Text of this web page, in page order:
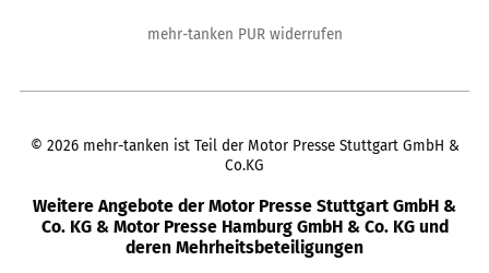
mehr-tanken PUR widerrufen
© 2026 mehr-tanken ist Teil der Motor Presse Stuttgart GmbH &
Co.KG
Weitere Angebote der Motor Presse Stuttgart GmbH &
Co. KG & Motor Presse Hamburg GmbH & Co. KG und
deren Mehrheitsbeteiligungen